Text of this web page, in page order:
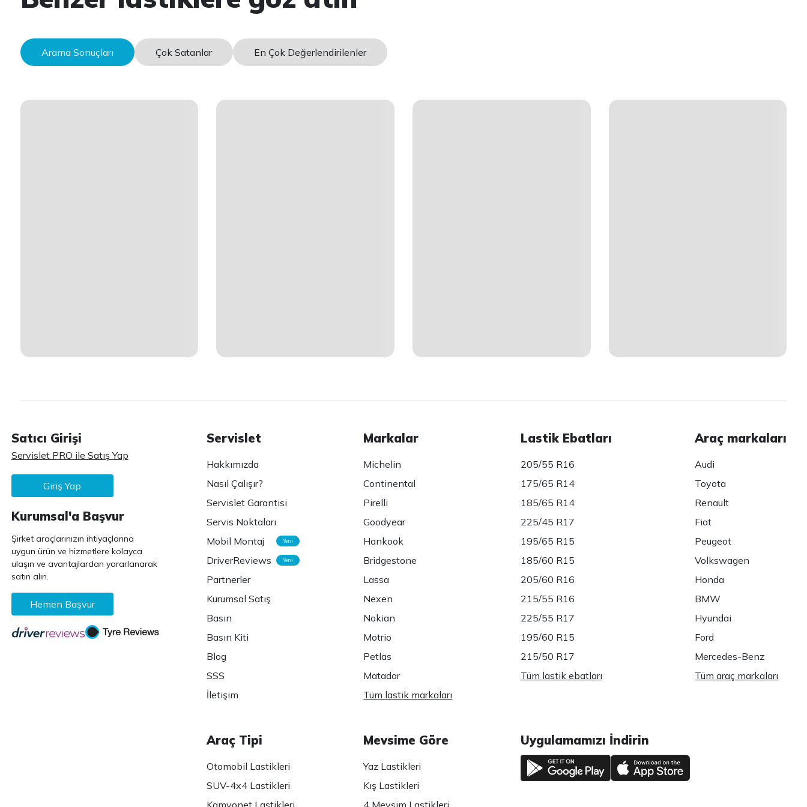
Arama Sonuçları Çok Satanlar En Çok Değerlendirilenler
Satıcı Girişi
Servislet PRO ile Satış Yap
Giriş Yap
Kurumsal'a Başvur
Şirket araçlarınızın ihtiyaçlarına
uygun ürün ve hizmetlere kolayca
ulaşın ve avantajlardan yararlanarak
satın alın.
Hemen Başvur
Servislet
Hakkımızda
Nasıl Çalışır?
Servislet Garantisi
Servis Noktaları
Mobil Montaj
Yeni
DriverReviews Yeni
Partnerler
Kurumsal Satış
Basın
Basın Kiti
Blog
SSS
İletişim
Markalar
Michelin
Continental
Pirelli
Goodyear
Hankook
Bridgestone
Lassa
Nexen
Nokian
Motrio
Petlas
Matador
Tüm lastik markaları
Lastik Ebatları
205/55 R16
175/65 R14
185/65 R14
225/45 R17
195/65 R15
185/60 R15
205/60 R16
215/55 R16
225/55 R17
195/60 R15
215/50 R17
Tüm lastik ebatları
Araç markaları
Audi
Toyota
Renault
Fiat
Peugeot
Volkswagen
Honda
BMW
Hyundai
Ford
Mercedes-Benz
Tüm araç markaları
Araç Tipi
Otomobil Lastikleri
SUV-4x4 Lastikleri
Mevsime Göre
Yaz Lastikleri
Kış Lastikleri
Uygulamamızı İndirin